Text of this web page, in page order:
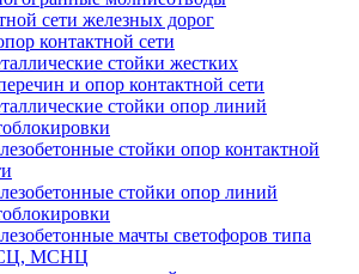
сети железных дорог
контактной сети
стойки жестких
и опор контактной сети
стойки опор линий
стойки опор контактной
стойки опор линий
мачты светофоров типа
МСНЦ